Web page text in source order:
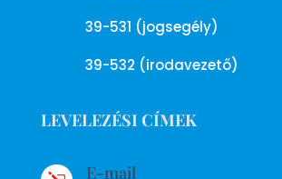
39-531 (jogsegély)
39-532 (irodavezető)
LEVELEZÉSI CÍMEK
E-mail